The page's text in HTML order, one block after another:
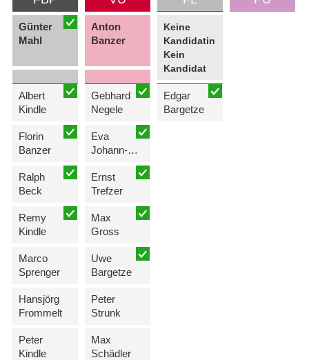
Günter
Mahl
Albert
Kindle
Florin
Banzer
Ralph
Beck
Remy
Kindle
Marco
Sprenger
Hansjörg
Frommelt
Peter
Kindle
Anton
Banzer
Gebhard
Negele
Eva
Johann-Heidegger
Ernst
Trefzer
Max
Gross
Uwe
Bargetze
Peter
Strunk
Max
Schädler
Keine
Kandidatin
Kein
Kandidat
Edgar
Bargetze